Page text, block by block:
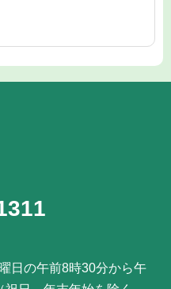
日の午前8時30分から午